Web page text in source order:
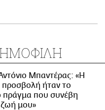
Μπαντέρας: «Η
προσβολή ήταν το
πράγμα που συνέβη
μου»